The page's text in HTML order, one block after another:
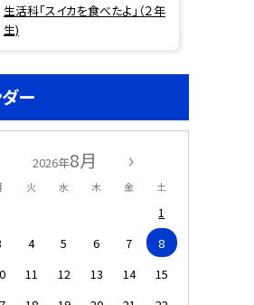
生活科「スイカを食べたよ」（２年
生)
ー
2026年8月
火 水 木 金 土
1
4 5 6 7
8
11 12 13 14
15